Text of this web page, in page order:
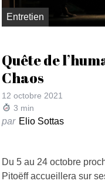
Entretien
Quête de
Chaos
12 octobre 2021
3 min
par Elio Sottas
Du 5 au 24 octobre
Pitoëff accueillera sur